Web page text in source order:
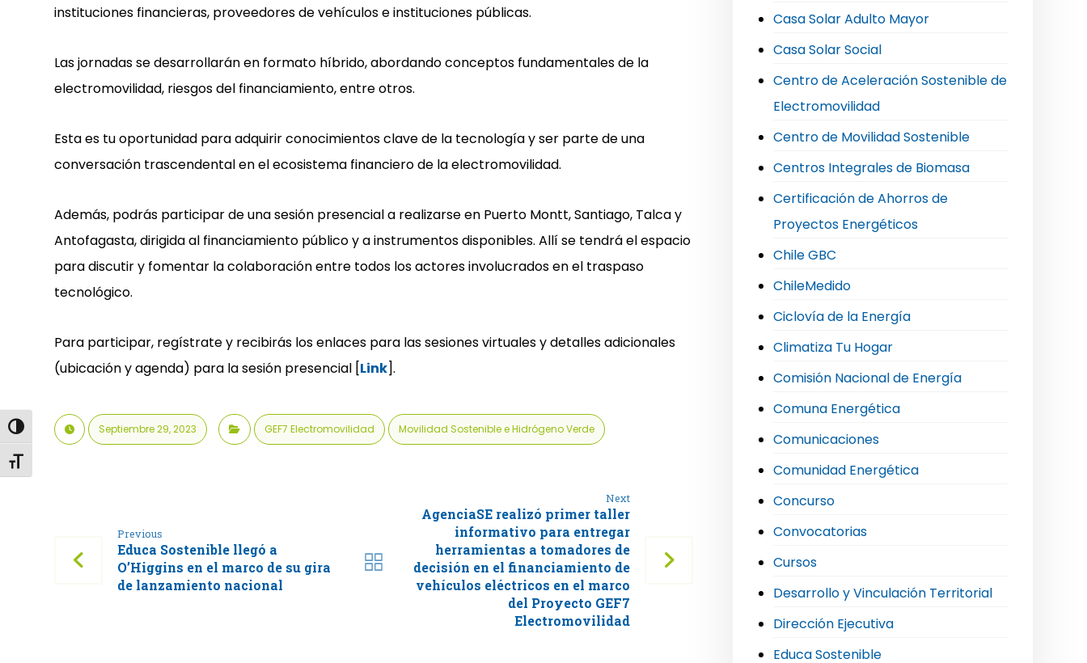
Alternar alto contraste
Alternar tamaño de letra
instituciones financieras, proveedores de vehículos e instituciones públicas.
Las jornadas se desarrollarán en formato híbrido, abordando conceptos fundamentales de la
electromovilidad, riesgos del financiamiento, entre otros.
Esta es tu oportunidad para adquirir conocimientos clave de la tecnología y ser parte de una
conversación trascendental en el ecosistema financiero de la electromovilidad.
Además, podrás participar de una sesión presencial a realizarse en Puerto Montt, Santiago, Talca y
Antofagasta, dirigida al financiamiento público y a instrumentos disponibles. Allí se tendrá el espacio
para discutir y fomentar la colaboración entre todos los actores involucrados en el traspaso
tecnológico.
Para participar, regístrate y recibirás los enlaces para las sesiones virtuales y detalles adicionales
(ubicación y agenda) para la sesión presencial [Link].
Septiembre 29, 2023 GEF7 Electromovilidad Movilidad Sostenible e Hidrógeno Verde
Previous
Educa Sostenible llegó a
O’Higgins en el marco de su gira
de lanzamiento nacional
Next
AgenciaSE realizó primer taller
informativo para entregar
herramientas a tomadores de
decisión en el financiamiento de
vehículos eléctricos en el marco
del Proyecto GEF7
Electromovilidad
Casa Solar Adulto Mayor
Casa Solar Social
Centro de Aceleración Sostenible de
Electromovilidad
Centro de Movilidad Sostenible
Centros Integrales de Biomasa
Certificación de Ahorros de
Proyectos Energéticos
Chile GBC
ChileMedido
Ciclovía de la Energía
Climatiza Tu Hogar
Comisión Nacional de Energía
Comuna Energética
Comunicaciones
Comunidad Energética
Concurso
Convocatorias
Cursos
Desarrollo y Vinculación Territorial
Dirección Ejecutiva
Educa Sostenible